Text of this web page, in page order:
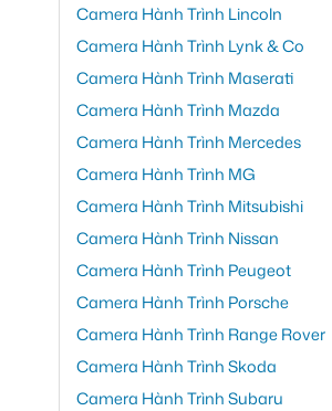
Camera Hành Trình Lincoln
Camera Hành Trình Lynk & Co
Camera Hành Trình Maserati
Camera Hành Trình Mazda
Camera Hành Trình Mercedes
Camera Hành Trình MG
Camera Hành Trình Mitsubishi
Camera Hành Trình Nissan
Camera Hành Trình Peugeot
Camera Hành Trình Porsche
Camera Hành Trình Range Rover
Camera Hành Trình Skoda
Camera Hành Trình Subaru